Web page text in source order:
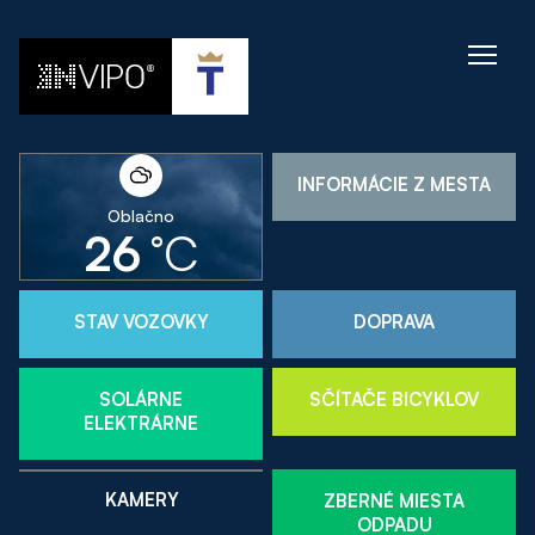
Oblačno
26 °C
INFORMÁCIE Z MESTA
STAV VOZOVKY DOPRAVA
SOLÁRNE
ELEKTRÁRNE
SČÍTAČE BICYKLOV
KAMERY
ZBERNÉ MIESTA
ODPADU